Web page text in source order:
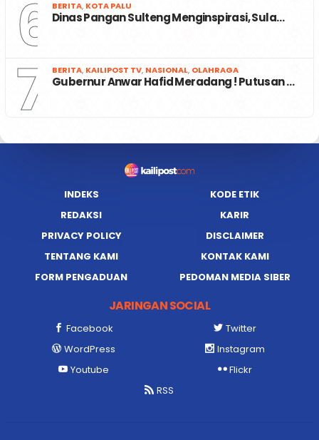
6 BERITA, KOTA PALU
Dinas Pangan Sulteng Menginspirasi, Sula…
7 BERITA, KAILIPOST TV, NASIONAL, OLAHRAGA
Gubernur Anwar Hafid Meradang ! Putusan …
INDEKS
KODE ETIK
REDAKSI
KARIR
PRIVACY POLICY
DISCLAIMER
TENTANG KAMI
KONTAK KAMI
FORM PENGADUAN
PEDOMAN MEDIA SIBER
JARINGAN SOCIAL
Facebook
Twitter
WordPress
Instagram
Youtube
Flickr
RSS